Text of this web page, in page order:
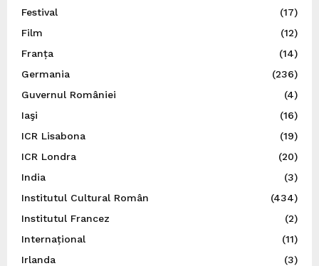
Festival
(17)
Film
(12)
Franța
(14)
Germania
(236)
Guvernul României
(4)
Iaşi
(16)
ICR Lisabona
(19)
ICR Londra
(20)
India
(3)
Institutul Cultural Român
(434)
Institutul Francez
(2)
Internațional
(11)
Irlanda
(3)